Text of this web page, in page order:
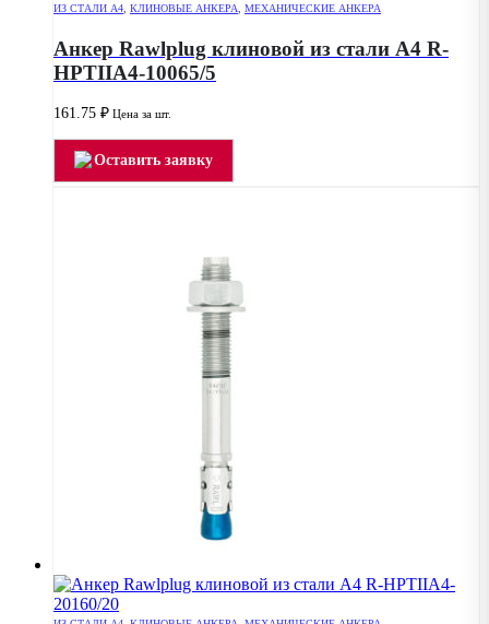
ИЗ СТАЛИ А4 КЛИНОВЫЕ АНКЕРА МЕХАНИЧЕСКИЕ АНКЕРА
Анкер Rawlplug клиновой из стали А4 R-
HPTIIA4-10065/5
161.75 ₽ Цена за шт.
Оставить заявку